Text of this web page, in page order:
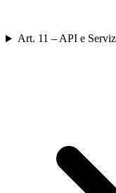
Art. 11 – API e